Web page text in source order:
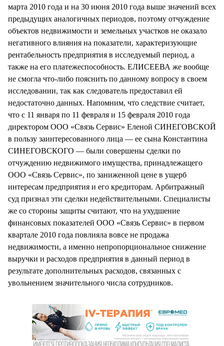
марта 2010 года и на 30 июня 2010 года выше значений всех
предыдущих аналогичных периодов, поэтому отчуждение
объектов недвижимости и земельных участков не оказало
негативного влияния на показатели, характеризующие
рентабельность предприятия в исследуемый период, а
также на его платежеспособность. ЕЛИСЕЕВА же вообще
не смогла что-либо пояснить по данному вопросу в своем
исследовании, так как следователь предоставил ей
недостаточно данных. Напомним, что следствие считает,
что с 11 января по 11 февраля и 15 февраля 2010 года
директором ООО «Связь Сервис» Еленой СИНЕГОВСКОЙ
в пользу заинтересованного лица — ее сына Константина
СИНЕГОВСКОГО — были совершены сделки по
отчуждению недвижимого имущества, принадлежащего
ООО «Связь Сервис», по заниженной цене в ущерб
интересам предприятия и его кредиторам. Арбитражный
суд признал эти сделки недействительными. Специалисты
же со стороны защиты считают, что на ухудшение
финансовых показателей ООО «Связь Сервис» в первом
квартале 2010 года повлияла вовсе не продажа
недвижимости, а именно непропорциональное снижение
выручки и расходов предприятия в данный период в
результате дополнительных расходов, связанных с
увольнением значительного числа сотрудников.